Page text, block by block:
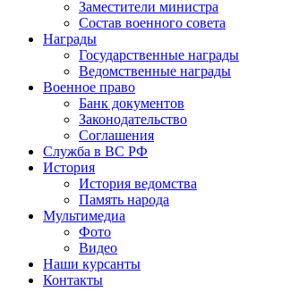
Заместители министра
Состав военного совета
Награды
Государственные награды
Ведомственные награды
Военное право
Банк документов
Законодательство
Соглашения
Служба в ВС РФ
История
История ведомства
Память народа
Мультимедиа
Фото
Видео
Наши курсанты
Контакты